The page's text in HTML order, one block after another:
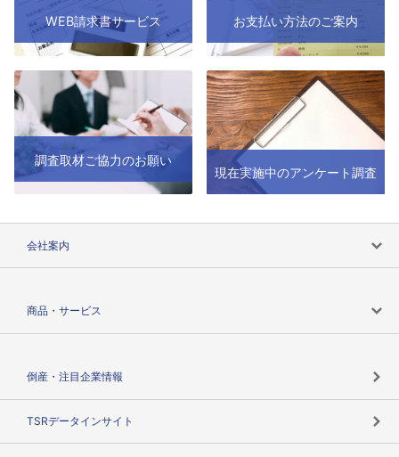
WEB請求書サービス お支払い方法のご案内
調査取材ご協力のお願い
現在実施中のアンケート調査
会社案内
商品・サービス
倒産・注目企業情報
TSRデータインサイト